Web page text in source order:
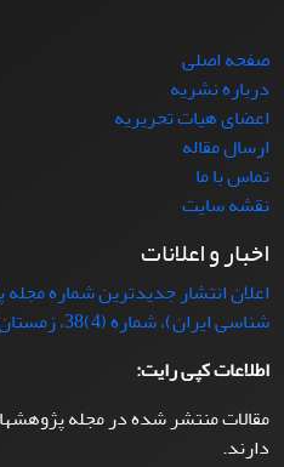
صفحه اصلی
درباره نشریه
اعضای هیات تحریریه
ارسال مقاله
تماس با ما
نقشه سایت
اخبار و اعلانات
اعلان انتشار جدیدترین شماره
شناسی ایران)، شماره (4)38، زمستان1404
اطلاعات کپی رایت:
مقالات منتشر شده در مجله
دارند.